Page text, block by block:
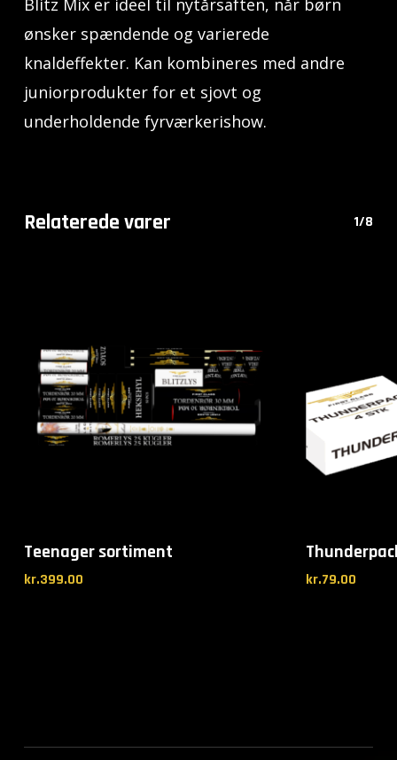
Blitz Mix er ideel til nytårsaften, når børn
ønsker spændende og varierede
knaldeffekter. Kan kombineres med andre
juniorprodukter for et sjovt og
underholdende fyrværkerishow.
Relaterede varer 1/8
Teenager sortiment
kr.399.00 kr.79.00